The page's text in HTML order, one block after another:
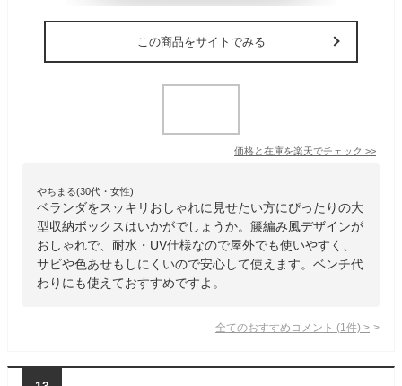
この商品をサイトでみる
価格と在庫を楽天でチェック >>
やちまる(30代・女性)
ベランダをスッキリおしゃれに見せたい方にぴったりの大
型収納ボックスはいかがでしょうか。籐編み風デザインが
おしゃれで、耐水・UV仕様なので屋外でも使いやすく、
サビや色あせもしにくいので安心して使えます。ベンチ代
わりにも使えておすすめですよ。
全てのおすすめコメント (1 件) >